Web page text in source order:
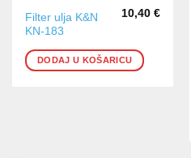
Filter ulja K&N
KN-183
10,40 €
DODAJ U KOŠARICU